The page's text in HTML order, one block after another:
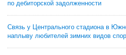
по дебиторской задолженности
Связь у Центрального стадиона в
наплыву любителей зимних видов